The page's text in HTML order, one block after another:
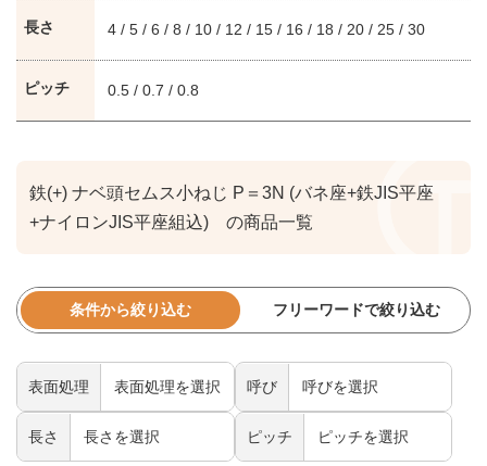
長さ 4 / 5 / 6 / 8 / 10 / 12 / 15 / 16 / 18 / 20 / 25 / 30
ピッチ 0.5 / 0.7 / 0.8
鉄(+) ナベ頭セムス小ねじ P＝3N (バネ座+鉄JIS平座
+ナイロンJIS平座組込) の商品一覧
条件から絞り込む フリーワードで絞り込む
表面処理 呼び
長さ ピッチ